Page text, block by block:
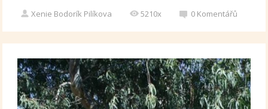
Xenie Bodorík Pilíkova 5210x 0 Komentářů